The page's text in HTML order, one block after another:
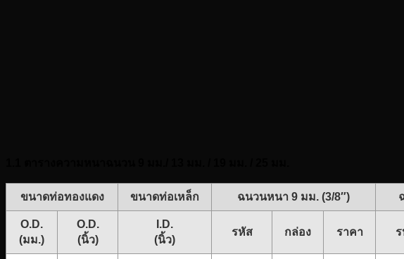
ขนาดท่อทองแดง ขนาดท่อเหล็ก ฉนวนหนา 9 มม. (3/8″)
O.D.
(มม.)
O.D.
(นิ้ว)
I.D.
(นิ้ว)
รหัส กล่อง ราคา